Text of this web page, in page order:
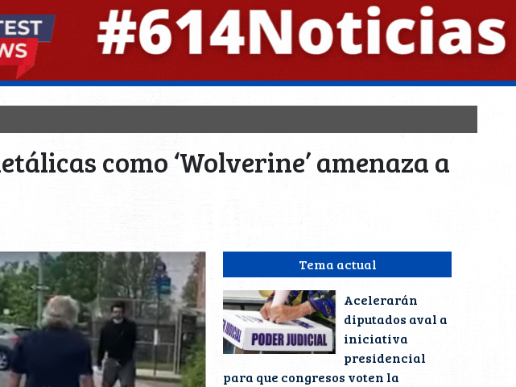
como ‘Wolverine’ amenaza a
Tema actual
Acelerarán
diputados aval a
iniciativa
presidencial
para que congresos voten la